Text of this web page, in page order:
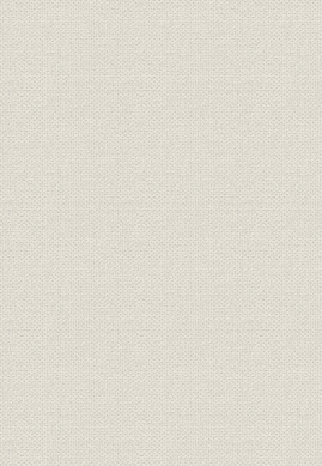
売上高・利益・資本金 明治40年6
資本金の推移 明治40年6
従業員数の推移
昭和28年3
月末現在
関連会社
企業集団の状況
専用チップ船
年表
明治38年
(2007)
北越製紙株式会社社歌